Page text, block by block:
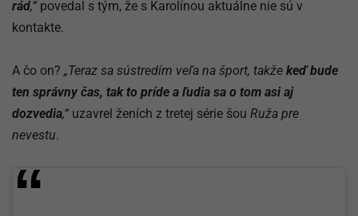
rád,“ povedal s tým, že s Karolínou aktuálne nie sú v
kontakte.
A čo on? „Teraz sa sústredím veľa na šport, takže keď bude
ten správny čas, tak to príde a ľudia sa o tom asi aj
dozvedia,“ uzavrel ženích z tretej série šou Ruža pre
nevestu.